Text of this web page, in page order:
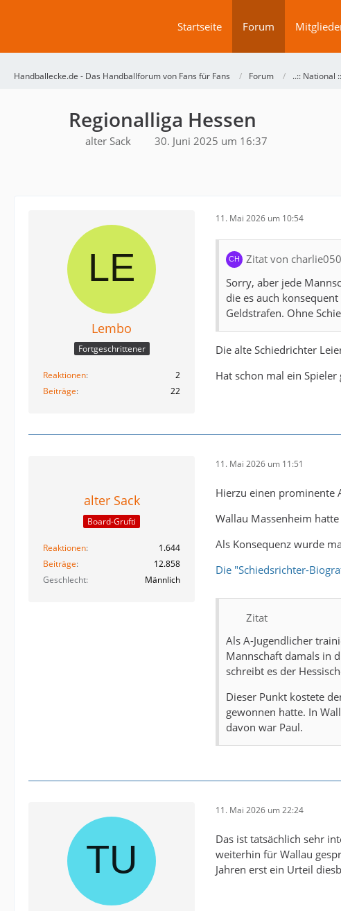
Startseite Forum
Handballecke.de - Das Handballforum von Fans für Fans Forum ..:: National
Regionalliga Hessen
alter Sack 30. Juni 2025 um 16:37
Lembo
Fortgeschrittener
Reaktionen
2
Beiträge
22
11. Mai 2026 um 10:54
Zitat von
Sorry, aber jede
die es auch
Geldstrafen. Ohne
Die alte Schiedrichter
Hat schon mal ein Spieler
alter Sack
Board-Grufti
Reaktionen
1.644
Beiträge
12.858
Geschlecht
Männlich
11. Mai 2026 um 11:51
Hierzu einen prominente
Wallau Massenheim
Als Konsequenz wurde
Die "Schiedsrichter-
Zitat
Als A-Jugendlicher
Mannschaft damals in
schreibt es der
Dieser Punkt kostete
gewonnen hatte. In
davon war Paul.
11. Mai 2026 um 22:24
Das ist tatsächlich sehr
weiterhin für Wallau
Jahren erst ein Urteil